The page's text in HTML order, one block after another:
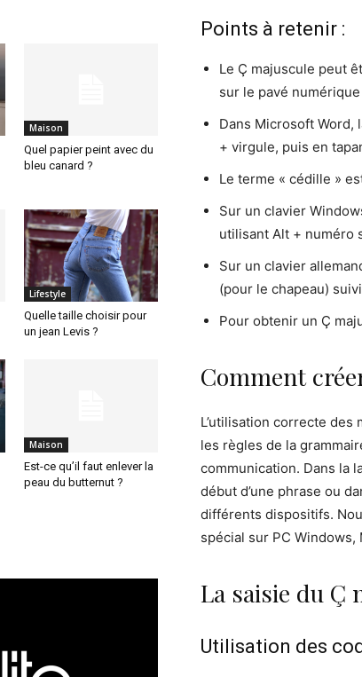
Points à retenir :
Le Ç majuscule peut
sur le pavé
Dans Microsoft Word,
+ virgule, puis en
Le terme « cédille »
Sur un clavier
utilisant Alt + numéro
Sur un clavier
(pour le chapeau)
Pour obtenir un Ç
Comment
L’utilisation correcte
les règles de la
communication. Dans la
début d’une phrase ou
différents dispositifs.
spécial sur PC Windows,
La saisie du Ç
Utilisation des
Maison
Quel papier peint avec du
bleu canard ?
Lifestyle
Quelle taille choisir pour
un jean Levis ?
Maison
Est-ce qu’il faut enlever la
peau du butternut ?